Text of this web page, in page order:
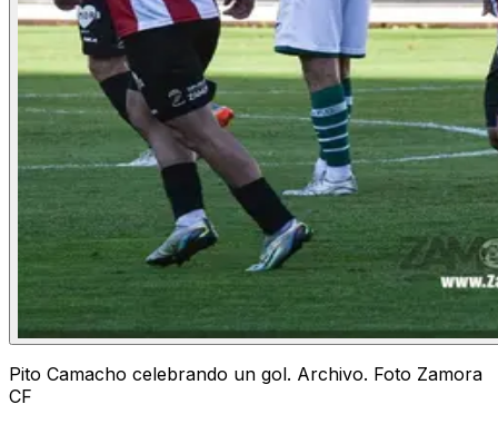
Pito Camacho celebrando un gol. Archivo. Foto Zamora
CF